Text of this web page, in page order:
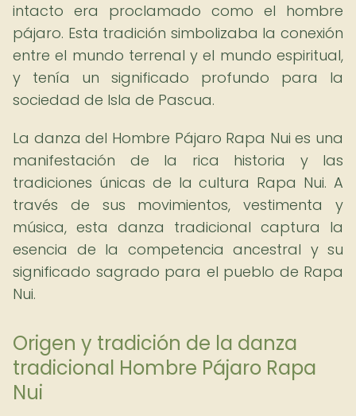
intacto era proclamado como el hombre
pájaro. Esta tradición simbolizaba la conexión
entre el mundo terrenal y el mundo espiritual,
y tenía un significado profundo para la
sociedad de Isla de Pascua.
La danza del Hombre Pájaro Rapa Nui es una
manifestación de la rica historia y las
tradiciones únicas de la cultura Rapa Nui. A
través de sus movimientos, vestimenta y
música, esta danza tradicional captura la
esencia de la competencia ancestral y su
significado sagrado para el pueblo de Rapa
Nui.
Origen y tradición de la danza
tradicional Hombre Pájaro Rapa
Nui